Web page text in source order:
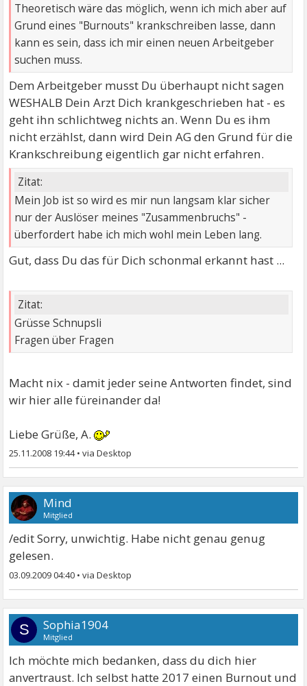
Theoretisch wäre das möglich, wenn ich mich aber auf
Grund eines "Burnouts" krankschreiben lasse, dann
kann es sein, dass ich mir einen neuen Arbeitgeber
suchen muss.
Dem Arbeitgeber musst Du überhaupt nicht sagen
WESHALB Dein Arzt Dich krankgeschrieben hat - es
geht ihn schlichtweg nichts an. Wenn Du es ihm
nicht erzählst, dann wird Dein AG den Grund für die
Krankschreibung eigentlich gar nicht erfahren.
Zitat:
Mein Job ist so wird es mir nun langsam klar sicher
nur der Auslöser meines "Zusammenbruchs" -
überfordert habe ich mich wohl mein Leben lang.
Gut, dass Du das für Dich schonmal erkannt hast ...
Zitat:
Grüsse Schnupsli
Fragen über Fragen
Macht nix - damit jeder seine Antworten findet, sind
wir hier alle füreinander da!
Liebe Grüße, A.
25.11.2008 19:44•
Mind
Mitglied
/edit Sorry, unwichtig. Habe nicht genau genug
gelesen.
03.09.2009 04:40 •
S Sophia1904
Mitglied
Ich möchte mich bedanken, dass du dich hier
anvertraust. Ich selbst hatte 2017 einen Burnout und